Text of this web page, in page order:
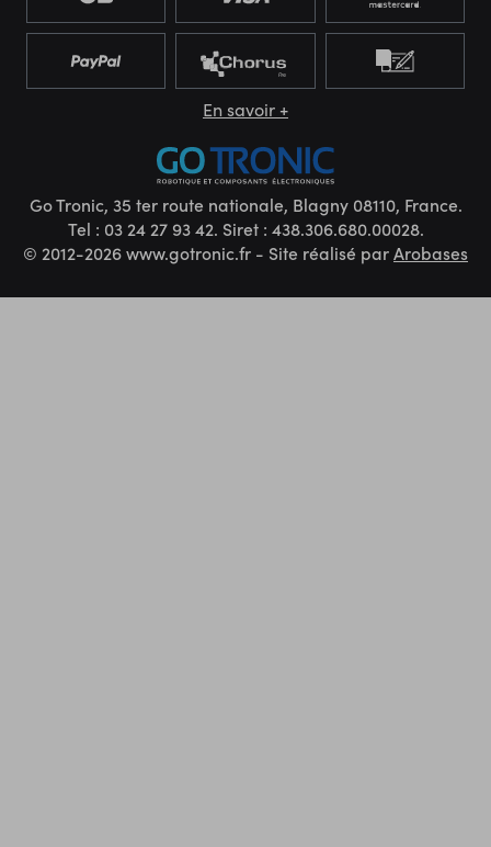
En savoir +
Go Tronic, 35 ter route nationale, Blagny 08110, France.
Tel : 03 24 27 93 42. Siret : 438.306.680.00028.
© 2012-2026 www.gotronic.fr - Site réalisé parArobases